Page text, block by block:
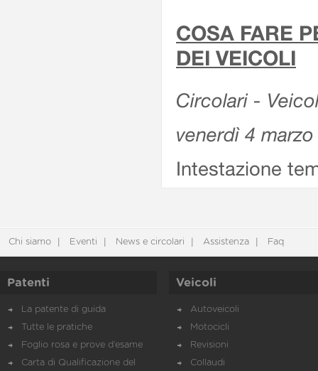
COSA FARE
DEI VEICOLI
Circolari -
venerdì 4
Intestazione
Chi siamo Eventi News e circolari Assistenza Faq
Patenti
La patente di guida
Tutte le pratiche
Foglio rosa e prove d’esame
Carta di Qualificazione del
Veicoli
Autoveicoli
Motocicli
Revisioni
Collaudi